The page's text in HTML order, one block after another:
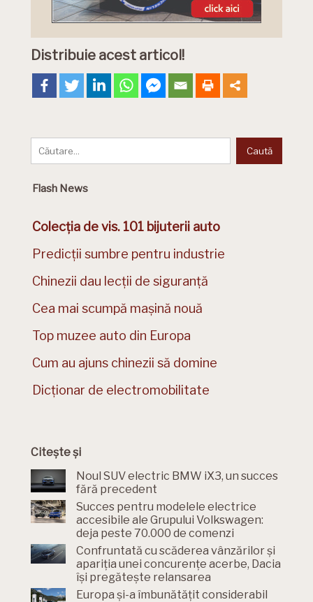
Distribuie acest articol!
Flash News
Colecția de vis. 101 bijuterii auto
Predicții sumbre pentru industrie
Chinezii dau lecții de siguranță
Cea mai scumpă mașină nouă
Top muzee auto din Europa
Cum au ajuns chinezii să domine
Dicționar de electromobilitate
Citește și
Noul SUV electric BMW iX3, un succes
fără precedent
Succes pentru modelele electrice
accesibile ale Grupului Volkswagen:
deja peste 70.000 de comenzi
Confruntată cu scăderea vânzărilor și
apariția unei concurențe acerbe, Dacia
își pregătește relansarea
Europa și-a îmbunătățit considerabil